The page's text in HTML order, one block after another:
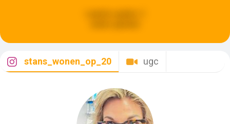
stans_wonen_op_20 ugc